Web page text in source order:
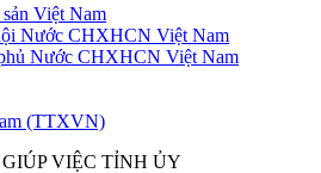
Việt Nam
Nước CHXHCN Việt Nam
Nước CHXHCN Việt Nam
(TTXVN)
VIỆC TỈNH ỦY